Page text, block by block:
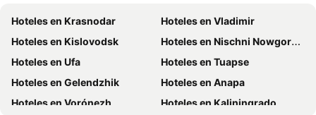
Hoteles en Lisboa
Hoteles en Zorritos
Hoteles en Oporto
Hoteles en Panamá
Hoteles en Galápagos
Hoteles en Esmeraldas
Hoteles en Curazao
Hoteles en Guatemala
Hoteles en Santa Cruz
Hoteles en Colombia
Hoteles en Krasnodar
Hoteles en Vladimir
Hoteles en Kislovodsk
Hoteles en Nischni Nowgorod Gorki
Hoteles en Ufa
Hoteles en Tuapse
Hoteles en Gelendzhik
Hoteles en Anapa
Hoteles en Vorónezh
Hoteles en Kaliningrado